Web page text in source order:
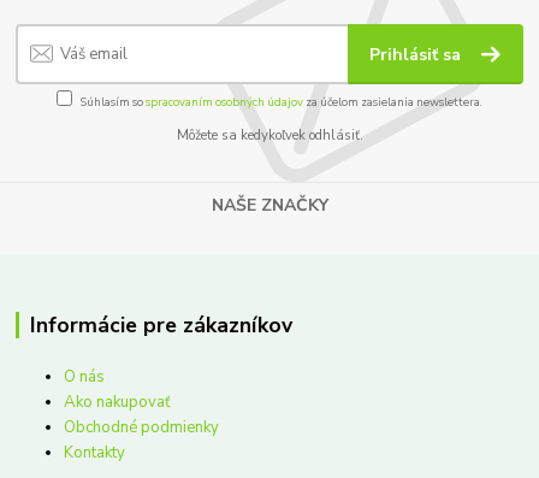
Prihlásiť sa
Súhlasím sospracovaním osobných údajov za účelom zasielania newslettera.
Môžete sa kedykoľvek odhlásiť.
NAŠE ZNAČKY
Informácie pre zákazníkov
O nás
Ako nakupovať
Obchodné podmienky
Kontakty